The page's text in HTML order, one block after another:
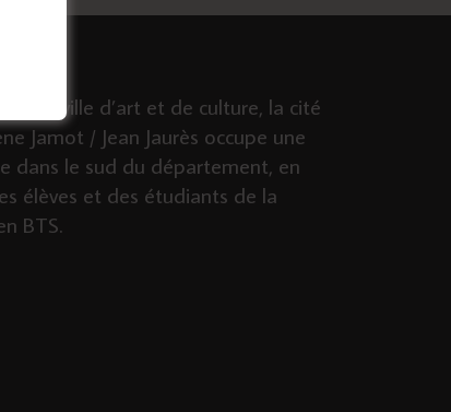
ville d’art et de culture, la cité
Jamot / Jean Jaurès occupe une
dans le sud du département, en
élèves et des étudiants de la
BTS.